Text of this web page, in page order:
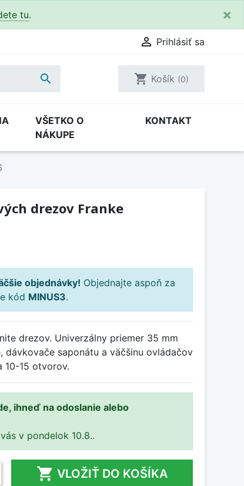
tu. ×
 Prihlásiť sa
 shopping_cart Košík (0)
VŠETKO O
NÁKUPE
KONTAKT
drezov Franke
objednávky! Objednajte aspoň za
kód MINUS3.
drezov. Univerzálny priemer 35 mm
dávkovače saponátu a väčšinu ovládačov
10-15 otvorov.
ihneď na odoslanie alebo
v pondelok 10.8..
 VLOŽIŤ DO KOŠÍKA